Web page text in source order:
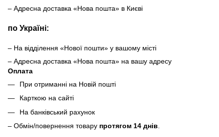
– Адресна доставка «Нова пошта» в Києві
по Україні:
– На відділення «Нової пошти» у вашому місті
– Адресна доставка «Нова пошта» на вашу адресу
Оплата
При отриманні на Новій пошті
Карткою на сайті
На банківський рахунок
– Обмін/повернення товару протягом 14 днів